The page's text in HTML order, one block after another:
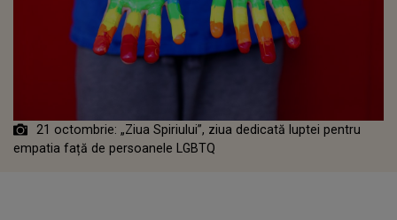
21 octombrie: „Ziua Spiriului”, ziua dedicată luptei pentru
empatia față de persoanele LGBTQ